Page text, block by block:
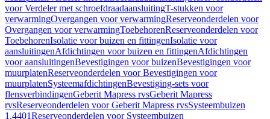
voor Verdeler met schroefdraadaansluitingT-stukken voor
verwarmingOvergangen voor verwarmingReserveonderdelen voor
Overgangen voor verwarmingToebehorenReserveonderdelen voor
ToebehorenIsolatie voor buizen en fittingenIsolatie voor
aansluitingenAfdichtingen voor buizen en fittingenAfdichtingen
voor aansluitingenBevestigingen voor buizenBevestigingen voor
muurplatenReserveonderdelen voor Bevestigingen voor
muurplatenSysteemafdichtingenBevestiging-sets voor
flensverbindingenGeberit Mapress rvsGeberit Mapress
rvsReserveonderdelen voor Geberit Mapress rvsSysteembuizen
1.4401Reserveonderdelen voor Systeembuizen